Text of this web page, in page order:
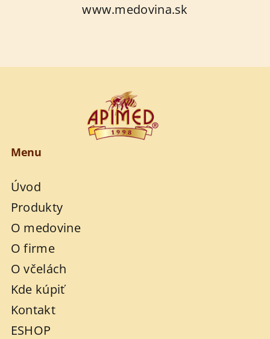
www.medovina.sk
Menu
Úvod
Produkty
O medovine
O firme
O včelách
Kde kúpiť
Kontakt
ESHOP